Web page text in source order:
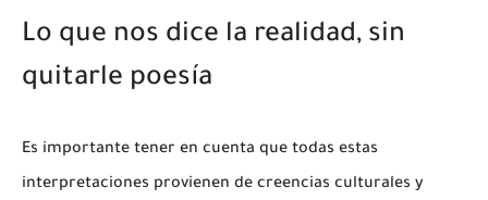
Lo que nos dice la realidad, sin
quitarle poesía
Es importante tener en cuenta que todas estas
interpretaciones provienen de creencias culturales y